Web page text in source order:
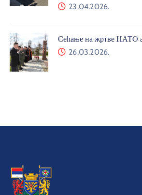
23.04.2026.
Сећање на жртве НАТО
26.03.2026.